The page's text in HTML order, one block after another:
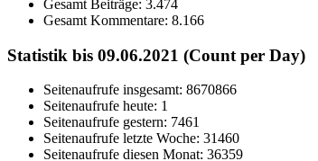
Gesamt Beiträge: 3.474
Gesamt Kommentare: 8.166
Statistik bis 09.06.2021 (Count per Day)
Seitenaufrufe insgesamt: 8670866
Seitenaufrufe heute: 1
Seitenaufrufe gestern: 7461
Seitenaufrufe letzte Woche: 31460
Seitenaufrufe diesen Monat: 36359